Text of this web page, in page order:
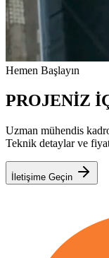
Hemen Başlayın
PROJENİZ
Uzman mühendis
Teknik detaylar ve
İletişime Geçin